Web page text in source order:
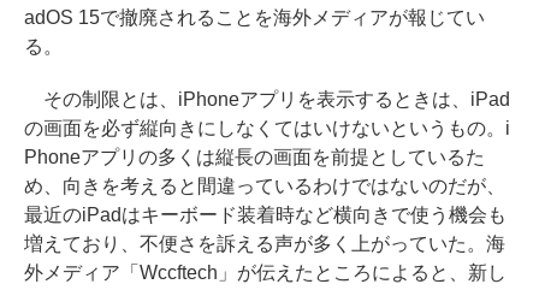
adOS 15で撤廃されることを海外メディアが報じてい
る。
その制限とは、iPhoneアプリを表示するときは、iPad
の画面を必ず縦向きにしなくてはいけないというもの。i
Phoneアプリの多くは縦長の画面を前提としているた
め、向きを考えると間違っているわけではないのだが、
最近のiPadはキーボード装着時など横向きで使う機会も
増えており、不便さを訴える声が多く上がっていた。海
外メディア「Wccftech」が伝えたところによると、新し